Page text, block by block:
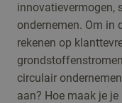
innovatievermogen,
ondernemen. Om in
rekenen op
circulair
aan? Hoe maak je